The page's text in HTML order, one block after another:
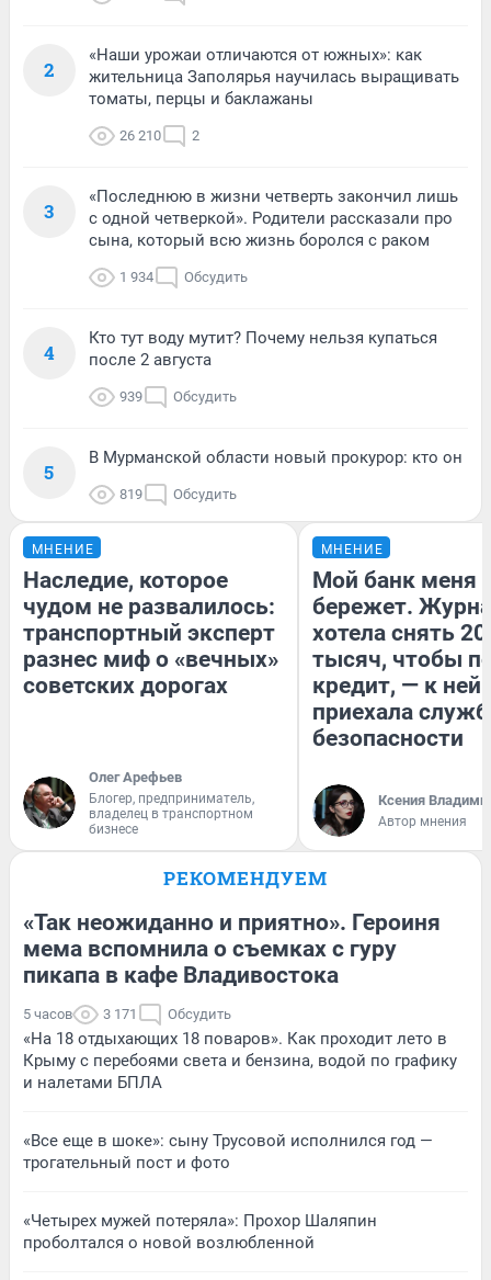
2
«Наши урожаи отличаются от южных»: как
жительница Заполярья научилась выращивать
томаты, перцы и баклажаны
26 210 2
3
«Последнюю в жизни четверть закончил лишь
с одной четверкой». Родители рассказали про
сына, который всю жизнь боролся с раком
1 934 Обсудить
4
Кто тут воду мутит? Почему нельзя купаться
после 2 августа
939 Обсудить
5
В Мурманской области новый прокурор: кто он
819 Обсудить
МНЕНИЕ
Наследие, которое
чудом не развалилось:
транспортный эксперт
разнес миф о «вечных»
советских дорогах
Олег Арефьев
Блогер, предприниматель,
владелец в транспортном
бизнесе
МНЕНИЕ
Мой банк меня
бережет.
хотела снять
тысяч, чтобы
кредит, — к
приехала
безопасности
Ксения
Автор мнения
РЕКОМЕНДУЕМ
«Так неожиданно и приятно». Героиня
мема вспомнила о съемках с гуру
пикапа в кафе Владивостока
5 часов 3 171 Обсудить
«На 18 отдыхающих 18 поваров». Как проходит лето в
Крыму с перебоями света и бензина, водой по графику
и налетами БПЛА
«Все еще в шоке»: сыну Трусовой исполнился год —
трогательный пост и фото
«Четырех мужей потеряла»: Прохор Шаляпин
проболтался о новой возлюбленной